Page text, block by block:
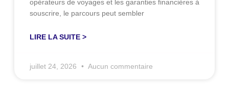
opérateurs de voyages et les garanties financières à
souscrire, le parcours peut sembler
LIRE LA SUITE >
juillet 24, 2026 Aucun commentaire